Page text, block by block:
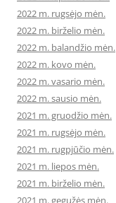
2022 m. rugsėjo mėn.
2022 m. birželio mėn.
2022 m. balandžio mėn.
2022 m. kovo mėn.
2022 m. vasario mėn.
2022 m. sausio mėn.
2021 m. gruodžio mėn.
2021 m. rugsėjo mėn.
2021 m. rugpjūčio mėn.
2021 m. liepos mėn.
2021 m. birželio mėn.
2021 m. gegužės mėn.